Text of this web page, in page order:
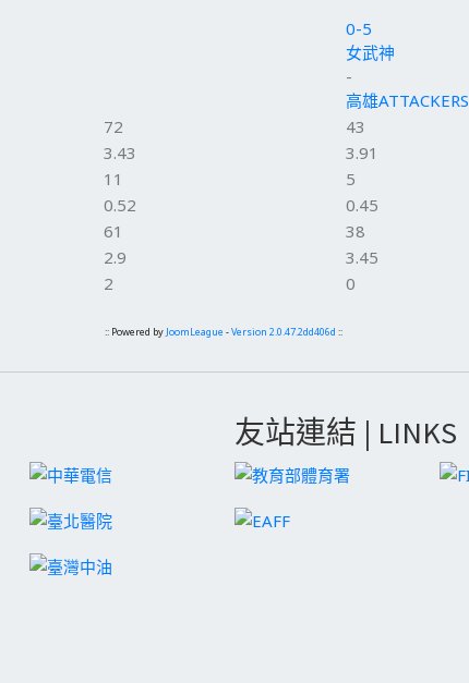
0-5
女武神
-
高雄ATTACKERS
72 43
3.43 3.91
11 5
0.52 0.45
61 38
2.9 3.45
2 0
:: Powered by JoomLeague -Version 2.0.47.2dd406d ::
友站連結 | LINKS